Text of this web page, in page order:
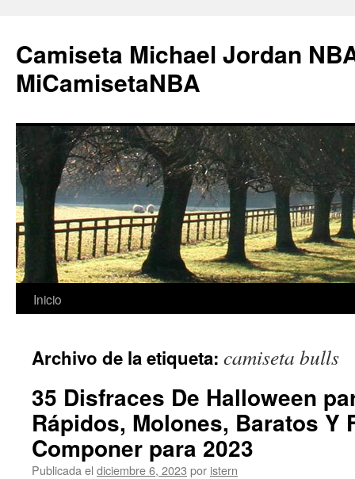
Camiseta Michael Jordan
MiCamisetaNBA
Saltar
contenido
Inicio
Archivo de la etiqueta: camiseta bulls
35 Disfraces De Halloween
Rápidos, Molones, Baratos Y
Componer para 2023
Publicada el diciembre 6, 2023 por istern